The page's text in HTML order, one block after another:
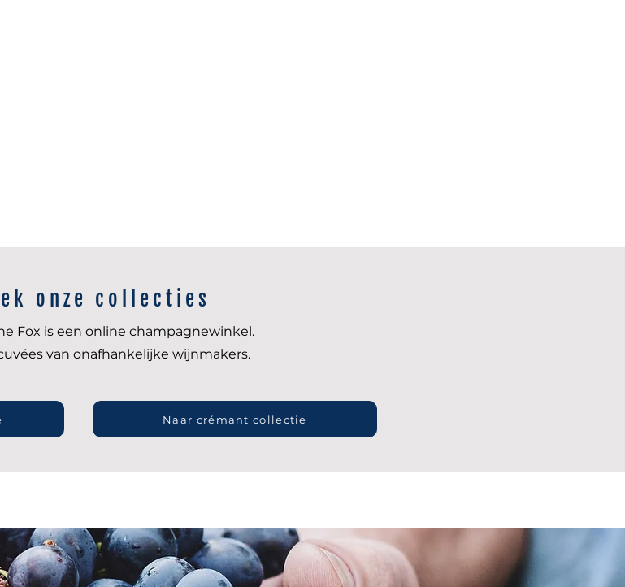
onze collecties
Fox is een online champagnewinkel.
van onafhankelijke wijnmakers.
Naar crémant collectie